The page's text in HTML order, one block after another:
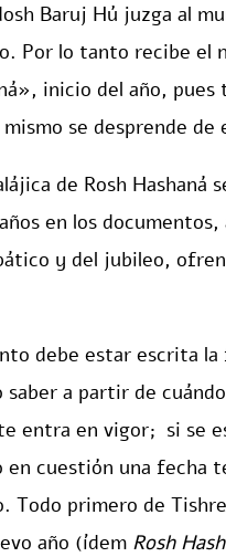
Baruj Hú juzga al
Por lo tanto recibe el
inicio del año, pues
se desprende de
de Rosh Hashaná
en los documentos,
y del jubileo,
debe estar escrita la
saber a partir de
entra en vigor; si se
en cuestión una fecha
Todo primero de
año (ídem Rosh